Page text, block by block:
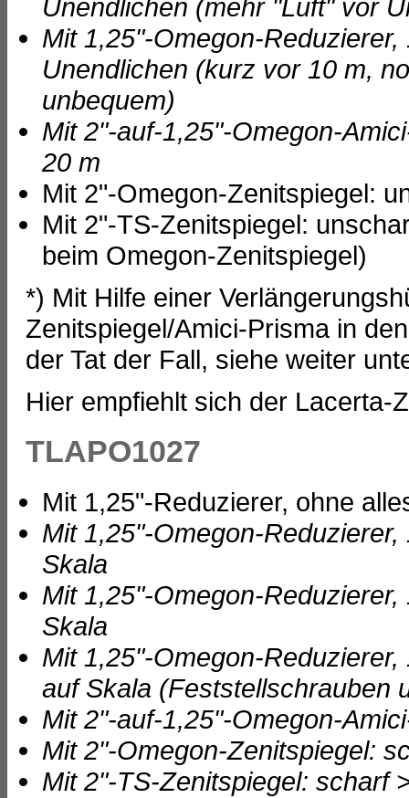
Unendlichen (mehr "Luft" vor
Mit 1,25"-Omegon-
Unendlichen (kurz vor 10 m,
unbequem)
Mit 2"-auf-1,25"-Omegon-
20 m
Mit 2"-Omegon-Zenitspiegel:
Mit 2"-TS-Zenitspiegel:
beim Omegon-Zenitspiegel)
*) Mit Hilfe einer
Zenitspiegel/Amici-Prisma in
der Tat der Fall, siehe weiter
Hier empfiehlt sich der Lacerta-
TLAPO1027
Mit 1,25"-Reduzierer, ohne
Mit 1,25"-Omegon-
Skala
Mit 1,25"-Omegon-
Skala
Mit 1,25"-Omegon-
auf Skala (Feststellschrauben
Mit 2"-auf-1,25"-Omegon-
Mit 2"-Omegon-Zenitspiegel:
Mit 2"-TS-Zenitspiegel: scharf